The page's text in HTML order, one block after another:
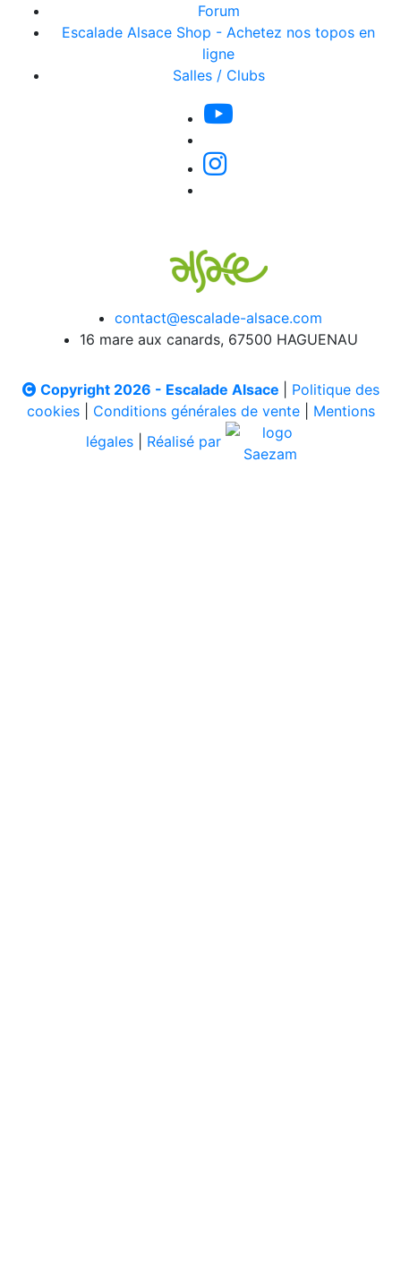
Forum
Escalade Alsace Shop - Achetez nos topos en
ligne
Salles / Clubs
contact@escalade-alsace.com
16 mare aux canards, 67500 HAGUENAU
Copyright 2026 - Escalade Alsace
Politique des
cookies| Conditions générales de vente| Mentions
légales
Réalisé par